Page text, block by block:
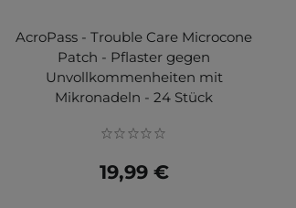
AcroPass - Trouble Care Microcone
Patch - Pflaster gegen
Unvollkommenheiten mit
Mikronadeln - 24 Stück
19,99 €